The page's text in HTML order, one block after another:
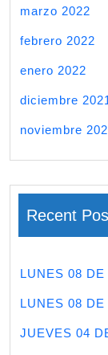
marzo 2022
febrero 2022
enero 2022
diciembre
noviembre
Recent
LUNES 08
LUNES 08
JUEVES 04